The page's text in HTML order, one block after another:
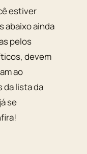
estiver
abaixo ainda
pelos
devem
ao
da lista da
se